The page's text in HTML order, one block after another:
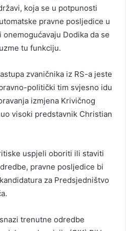
koja se u potpunosti
pravne posljedice u
Dodika da se
tu funkciju.
zvaničnika iz RS-a jeste
politički tim svjesno idu
izmjena Krivičnog
visoki predstavnik Christian
uspjeli oboriti ili staviti
pravne posljedice bi
za Predsjedništvo
trenutne odredbe